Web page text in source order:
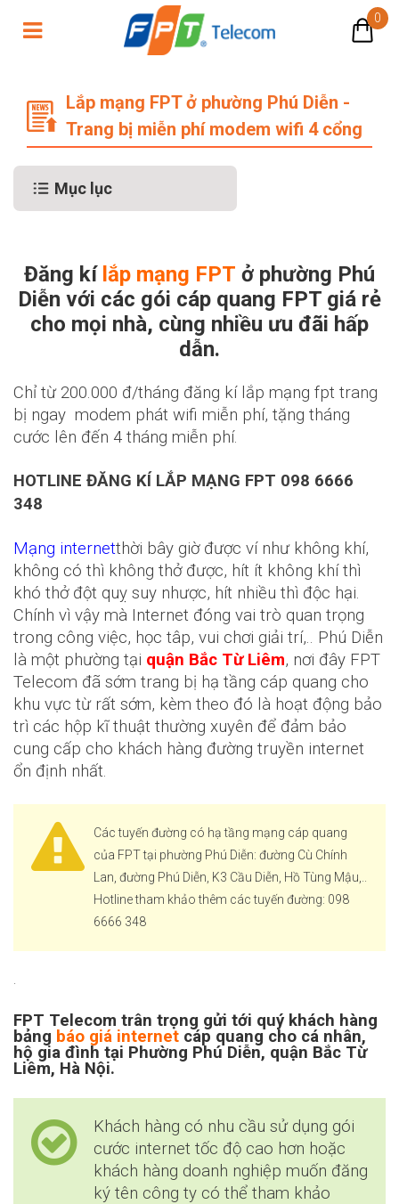
0
Lắp mạng FPT ở phường Phú Diễn -
Trang bị miễn phí modem wifi 4 cổng
Mục lục
Đăng kí lắp mạng FPT ở phường Phú
Diễn với các gói cáp quang FPT giá rẻ
cho mọi nhà, cùng nhiều ưu đãi hấp
dẫn.
Chỉ từ 200.000 đ/tháng đăng kí lắp mạng fpt trang
bị ngay modem phát wifi miễn phí, tặng tháng
cước lên đến 4 tháng miễn phí.
HOTLINE ĐĂNG KÍ LẮP MẠNG FPT 098 6666
348
Mạng internetthời bây giờ được ví như không khí,
không có thì không thở được, hít ít không khí thì
khó thở đột quỵ suy nhược, hít nhiều thì độc hại.
Chính vì vậy mà Internet đóng vai trò quan trọng
trong công việc, học tâp, vui chơi giải trí,.. Phú Diễn
là một phường tại quận Bắc Từ Liêm, nơi đây FPT
Telecom đã sớm trang bị hạ tầng cáp quang cho
khu vực từ rất sớm, kèm theo đó là hoạt động bảo
trì các hộp kĩ thuật thường xuyên để đảm bảo
cung cấp cho khách hàng đường truyền internet
ổn định nhất.
Các tuyến đường có hạ tầng mạng cáp quang
của FPT tại phường Phú Diễn: đường Cù Chính
Lan, đường Phú Diễn, K3 Cầu Diễn, Hồ Tùng Mậu,..
Hotline tham khảo thêm các tuyến đường: 098
6666 348
FPT Telecom trân trọng gửi tới quý khách hàng
bảng báo giá internet cáp quang cho cá nhân,
hộ gia đình tại Phường Phú Diễn, quận Bắc Từ
Liêm, Hà Nội.
Khách hàng có nhu cầu sử dụng gói
cước internet tốc độ cao hơn hoặc
khách hàng doanh nghiệp muốn đăng
ký tên công ty có thể tham khảo